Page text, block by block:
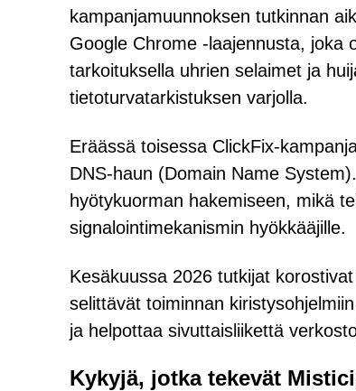
kampanjamuunnoksen tutkinnan
Google Chrome -laajennusta, joka
tarkoituksella uhrien selaimet ja
tietoturvatarkistuksen varjolla.
Eräässä toisessa ClickFix-
DNS-haun (Domain Name
hyötykuorman hakemiseen, mikä
signalointimekanismin hyökkääjille.
Kesäkuussa 2026 tutkijat
selittävät toiminnan
ja helpottaa sivuttaisliikettä
Kykyjä, jotka tekevät